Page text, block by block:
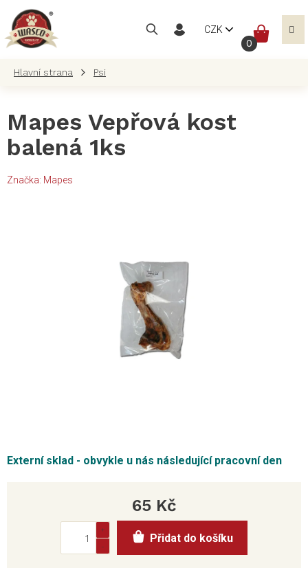
obsah
CZK
Psi
Mapes Vepřová kost
balená 1ks
Značka: Mapes
Externí sklad - obvykle u nás následující pracovní den
65 Kč
cena:
Přidat do košíku